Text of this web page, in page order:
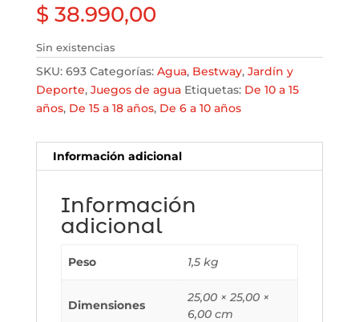
$ 38.990,00
Sin existencias
SKU: 693 Categorías: Agua, Bestway, Jardí­n y
Deporte, Juegos de agua Etiquetas: De 10 a 15
años, De 15 a 18 años, De 6 a 10 años
Información adicional
Información
adicional
Peso 1,5 kg
Dimensiones
25,00 × 25,00 ×
6,00 cm